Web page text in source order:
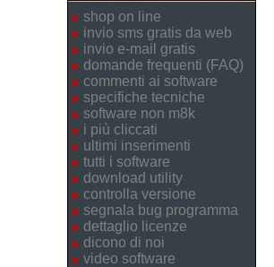
shop on line
invio sms gratis da web
invio e-mail gratis
domande frequenti (FAQ)
commenti ai software
specifiche tecniche
software non m8k
i più cliccati
ultimi inserimenti
tutti i software
download utility
controlla versione
segnala bug programma
dettaglio licenze
dicono di noi
video software